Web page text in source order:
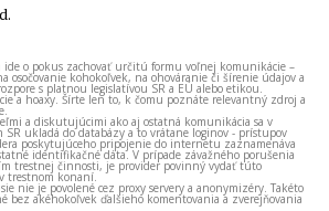
ide o pokus zachovať určitú formu voľnej komunikácie –
osočovanie kohokoľvek, na ohováranie či šírenie údajov a
s platnou legislatívou SR a EÚ alebo etikou.
a hoaxy. Šírte len to, k čomu poznáte relevantný zdroj a
a diskutujúcimi ako aj ostatná komunikácia sa v
SR ukladá do databázy a to vrátane loginov - prístupov
poskytujúceho pripojenie do internetu zaznamenáva
identifikačné dáta. V prípade závažného porušenia
trestnej činnosti, je provider povinný vydať túto
trestnom konaní.
nie je povolené cez proxy servery a anonymizéry. Takéto
bez akéhokoľvek ďalšieho komentovania a zverejňovania